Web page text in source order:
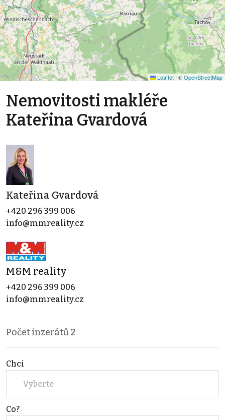
Leaflet | ©OpenStreetMap
Nemovitosti makléře
Kateřina Gvardová
Kateřina Gvardová
+420 296 399 006
info@mmreality.cz
M&M reality
+420 296 399 006
info@mmreality.cz
Počet inzerátů2
Chci
Vyberte
Co?